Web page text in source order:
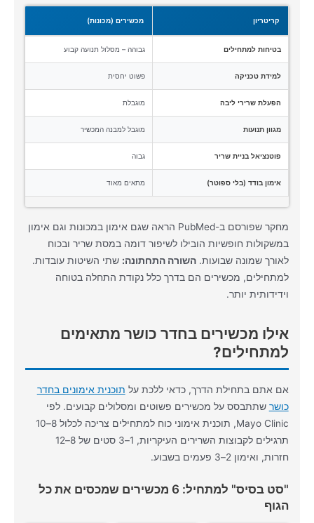
קריטריון מכשירים (מכונות)
בטיחות למתחילים גבוהה – מסלול תנועה קבוע
למידת טכניקה פשוט יחסית
הפעלת שרירי ליבה מוגבלת
מגוון תנועות מוגבל למבנה המכשיר
פוטנציאל בניית שריר גבוה
אימון בודד (בלי ספוטר) מתאים מאוד
מחקר שפורסם ב-PubMed הראה שגם אימון במכונות וגם אימון
במשקולות חופשיות הובילו לשיפור דומה במסת שריר ובכוח
לאורך שמונה שבועות.השורה התחתונה: שתי השיטות עובדות.
למתחילים, מכשירים הם בדרך כלל נקודת התחלה בטוחה
וידידותית יותר.
אילו מכשירים בחדר כושר מתאימים
למתחילים?
אם אתם בתחילת הדרך, כדאי ללכת על תוכנית אימונים בחדר
כושר שתתבסס על מכשירים פשוטים ומסלולים קבועים. לפי
Mayo Clinic, תוכנית אימוני כוח למתחילים צריכה לכלול 8–10
תרגילים לקבוצות השרירים העיקריות, 1–3 סטים של 8–12
חזרות, ואימון 2–3 פעמים בשבוע.
"סט בסיס" למתחיל: 6 מכשירים שמכסים את כל
הגוף